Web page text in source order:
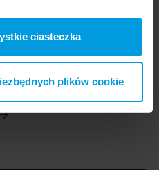
ciasteczka
plików cookie
metodą leczenia i
psychicznych o
skuteczności wobec
stronie Uniwersytetu SWPS